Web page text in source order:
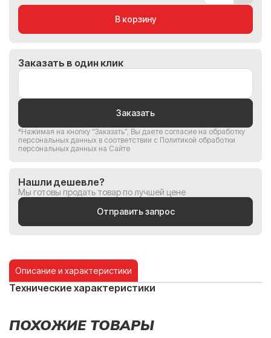
В корзину
Заказать в один клик
Заказать
*Нажимая на кнопку “Заказать”, Вы даете согласие на обработку
персональных данных в соответствии с Политикой обработки
персональных данных на Сайте
Нашли дешевле?
Мы готовы продать товар по лучшей цене
Отправить запрос
Описание и характеристики
Технические характеристики
ПОХОЖИЕ ТОВАРЫ